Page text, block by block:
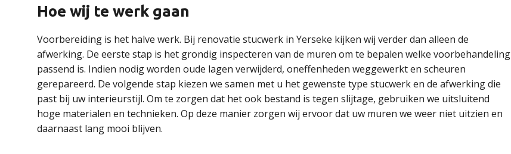
Hoe wij te werk gaan
Voorbereiding is het halve werk. Bij renovatie stucwerk in Yerseke kijken wij verder dan alleen de
afwerking. De eerste stap is het grondig inspecteren van de muren om te bepalen welke voorbehandeling
passend is. Indien nodig worden oude lagen verwijderd, oneffenheden weggewerkt en scheuren
gerepareerd. De volgende stap kiezen we samen met u het gewenste type stucwerk en de afwerking die
past bij uw interieurstijl. Om te zorgen dat het ook bestand is tegen slijtage, gebruiken we uitsluitend
hoge materialen en technieken. Op deze manier zorgen wij ervoor dat uw muren we weer niet uitzien en
daarnaast lang mooi blijven.